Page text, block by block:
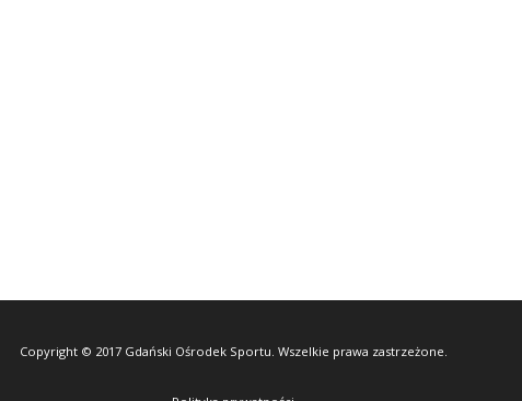
Copyright © 2017 Gdański Ośrodek Sportu. Wszelkie prawa zastrzeżone.